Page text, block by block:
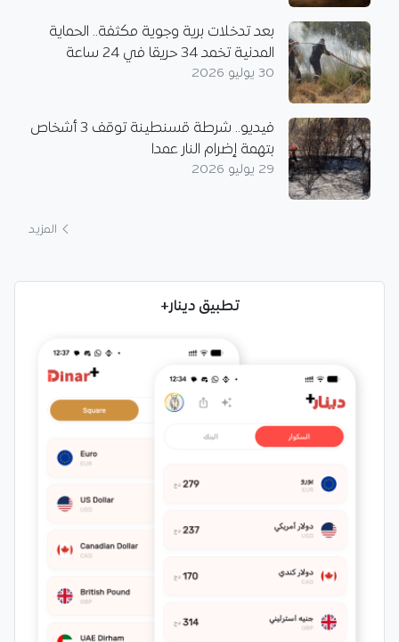
بعد تدخلات برية وجوية مكثفة.. الحماية
المدنية تخمد 34 حريقا في 24 ساعة
30 يوليو 2026
فيديو.. شرطة قسنطينة توقف 3 أشخاص
بتهمة إضرام النار عمدا
29 يوليو 2026
المزيد
تطبيق دينار+